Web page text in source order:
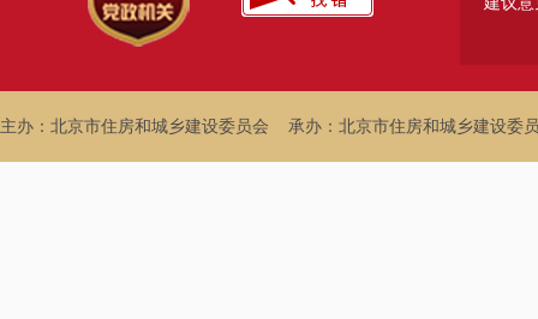
主办：北京市住房和城乡建设委员会 承办：北京市住房和城乡建设委